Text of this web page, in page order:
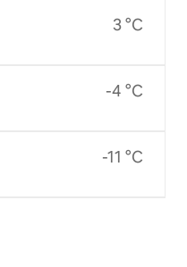
3 °C
-4 °C
-11 °C